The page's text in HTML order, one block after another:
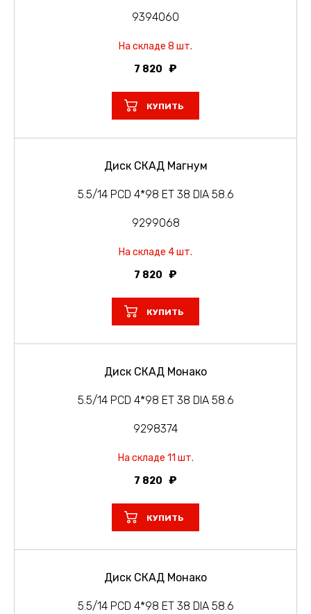
9394060
На складе 8 шт.
7 820
КУПИТЬ
Диск СКАД Магнум
5.5/14 PCD 4*98 ET 38 DIA 58.6
9299068
На складе 4 шт.
7 820
КУПИТЬ
Диск СКАД Монако
5.5/14 PCD 4*98 ET 38 DIA 58.6
9298374
На складе 11 шт.
7 820
КУПИТЬ
Диск СКАД Монако
5.5/14 PCD 4*98 ET 38 DIA 58.6